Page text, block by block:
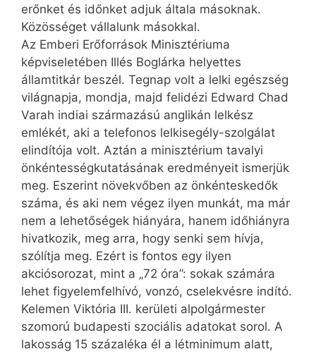
erőnket és időnket adjuk általa másoknak.
Közösséget vállalunk másokkal.
Az Emberi Erőforrások Minisztériuma
képviseletében Illés Boglárka helyettes
államtitkár beszél. Tegnap volt a lelki egészség
világnapja, mondja, majd felidézi Edward Chad
Varah indiai származású anglikán lelkész
emlékét, aki a telefonos lelkisegély-szolgálat
elindítója volt. Aztán a minisztérium tavalyi
önkéntességkutatásának eredményeit ismerjük
meg. Eszerint növekvőben az önkénteskedők
száma, és aki nem végez ilyen munkát, ma már
nem a lehetőségek hiányára, hanem időhiányra
hivatkozik, meg arra, hogy senki sem hívja,
szólítja meg. Ezért is fontos egy ilyen
akciósorozat, mint a „72 óra”: sokak számára
lehet figyelemfelhívó, vonzó, cselekvésre indító.
Kelemen Viktória III. kerületi alpolgármester
szomorú budapesti szociális adatokat sorol. A
lakosság 15 százaléka él a létminimum alatt,